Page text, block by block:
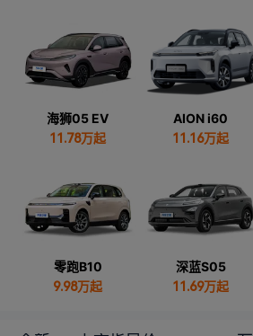
海狮05 EV
11.78万起
AION i60
11.16万起
零跑B10
9.98万起
深蓝S05
11.69万起